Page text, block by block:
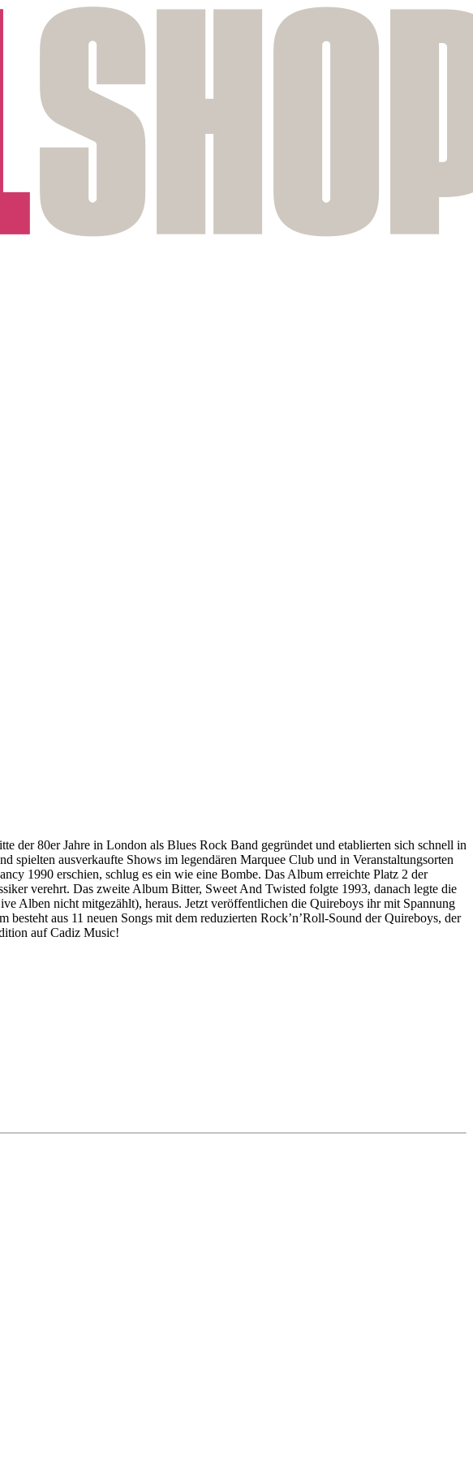
80er Jahre in London als Blues Rock Band gegründet und etablierten sich schnell in
spielten ausverkaufte Shows im legendären Marquee Club und in Veranstaltungsorten
1990 erschien, schlug es ein wie eine Bombe. Das Album erreichte Platz 2 der
verehrt. Das zweite Album Bitter, Sweet And Twisted folgte 1993, danach legte die
Alben nicht mitgezählt), heraus. Jetzt veröffentlichen die Quireboys ihr mit Spannung
aus 11 neuen Songs mit dem reduzierten Rock’n’Roll-Sound der Quireboys, der
auf Cadiz Music!